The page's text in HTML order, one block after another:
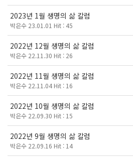
2023년 1월 생명의 삶 칼럼
박은수 23.01.01 Hit : 45
2022년 12월 생명의 삶 칼럼
박은수 22.11.30 Hit : 26
2022년 11월 생명의 삶 칼럼
박은수 22.11.04 Hit : 16
2022년 10월 생명의 삶 칼럼
박은수 22.09.30 Hit : 15
2022년 9월 생명의 삶 칼럼
박은수 22.09.16 Hit : 14